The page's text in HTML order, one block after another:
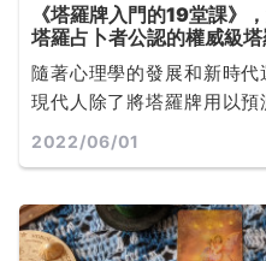
《塔羅牌入門的19堂課》
塔羅占卜者公認的權威級
隨著心理學的發展和新時
現代人除了將塔羅牌用以
牌作為自我探索和心靈發展
2022/06/01